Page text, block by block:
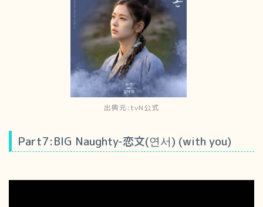
出典元:tvN公式
Part7:BIG Naughty-恋文(연서) (with you)